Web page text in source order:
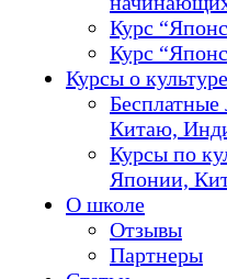
Курс
Курс
Курсы о культуре
Китаю,
Курсы по
Японии,
О школе
Отзывы
Партнеры